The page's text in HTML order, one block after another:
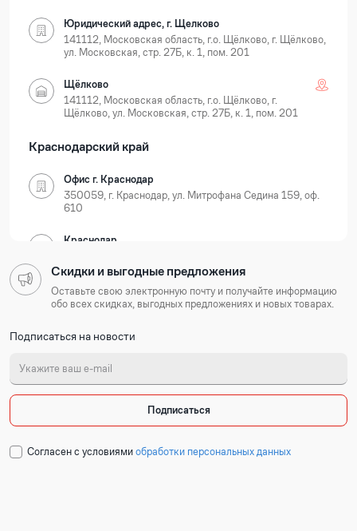
Юридический адрес, г. Щелково
141112, Московская область, г.о. Щёлково, г. Щёлково,
ул. Московская, стр. 27Б, к. 1, пом. 201
Щёлково
141112, Московская область, г.о. Щёлково, г.
Щёлково, ул. Московская, стр. 27Б, к. 1, пом. 201
Краснодарский край
Офис г. Краснодар
350059, г. Краснодар, ул. Митрофана Седина 159, оф.
610
Краснодар
Нижегородская область
603105, г. Нижний Новгород, Ошарская 77А, БЦ
Нижний Новгород
603127, г. Нижний Новгород, ул. Коновалова, д. 6
Скидки и выгодные предложения
Оставьте свою электронную почту и получайте информацию
обо всех скидках, выгодных предложениях и новых товарах.
Подписаться на новости
Подписаться
Cогласен с условиямиобработки персональных данных